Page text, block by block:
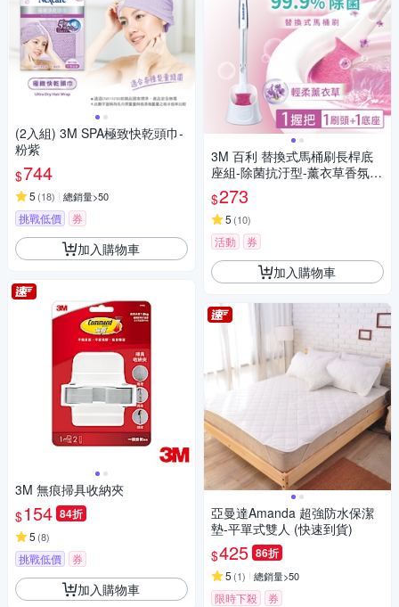
(2入組) 3M SPA極致快乾頭巾-
粉紫
$744
5 (18) 總銷量>50
挑戰低價 券
加入購物車
3M 無痕掃具收納夾
$154 84折
5 (8)
挑戰低價 券
加入購物車
3M 百利 替換式馬桶刷長桿底
座組-除菌抗汙型-薰衣草香氛-1
柄1刷頭1底座
$273
5 (10)
活動 券
加入購物車
亞曼達Amanda 超強防水保潔
墊-平單式雙人 (快速到貨)
$425 86折
5 (1) 總銷量>50
限時下殺 券